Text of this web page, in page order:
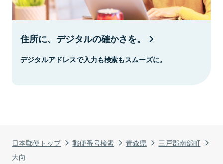
日本郵便トップ 郵便番号検索 青森県
三戸郡南部町
大向
住所に、デジタルの確かさを。
デジタルアドレスで入力も検索もスムーズに。